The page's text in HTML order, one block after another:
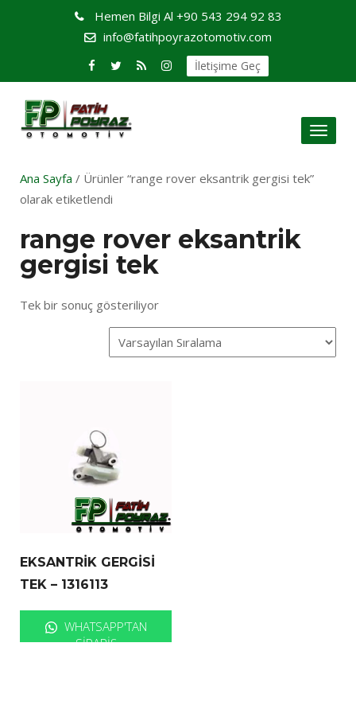
Hemen Bilgi Al +90 543 294 92 83
info@fatihpoyrazotomotiv.com
İletişime Geç
Toggle
Ana Sayfa / Ürünler “range rover eksantrik gergisi tek”
olarak etiketlendi
range rover eksantrik
gergisi tek
Tek bir sonuç gösteriliyor
EKSANTRİK GERGİSİ
TEK – 1316113
WHATSAPP'TAN
SIPARIŞ